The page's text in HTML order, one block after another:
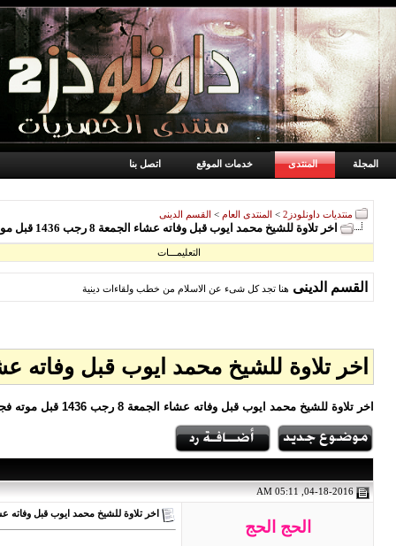
المجلة المنتدى خدمات الموقع اتصل بنا
منتديات داونلودز2 > المنتدى العام > القسم الدينى
اخر تلاوة للشيخ محمد ايوب قبل وفاته عشاء الجمعة 8 رجب 1436 قبل موته فجر السبت
التعليمـــات
القسم الدينى هنا تجد كل شىء عن الاسلام من خطب ولقاءات دينية
اخر تلاوة للشيخ محمد ايوب قبل وفاته عشاء الجمعة 8 رجب 1436
اخر تلاوة للشيخ محمد ايوب قبل وفاته عشاء الجمعة 8 رجب 1436 قبل موته فجر السبت http://www.youtube.com/watch?v=ZAmnqeJXs5A وفاة الشيخ محمد
الحج الحج
اخر تلاوة للشيخ محمد ايوب قبل وفاته عشاء الجمعة 8 رجب 1436